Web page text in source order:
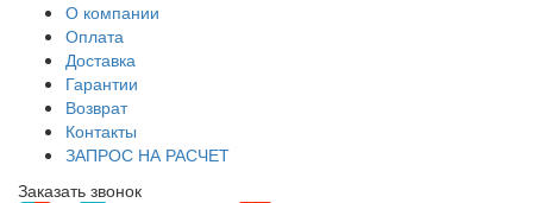
О компании
Оплата
Доставка
Гарантии
Возврат
Контакты
ЗАПРОС НА РАСЧЕТ
Заказать звонок